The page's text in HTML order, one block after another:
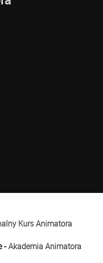
Kurs Animatora
-Akademia Animatora